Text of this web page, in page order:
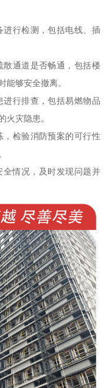
进行检测，包括电线、插
通道是否畅通，包括楼
能够安全撤离。
行排查，包括易燃物品
火灾隐患。
检验消防预案的可行性
情况，及时发现问题并